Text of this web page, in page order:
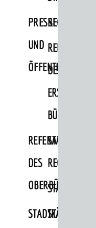
PRESSE-
UND REFERAT
DES
ERSTEN
REFERAT
DES
STABSSTELLE
RECHT
STADTKÄMMEREI
Stadt